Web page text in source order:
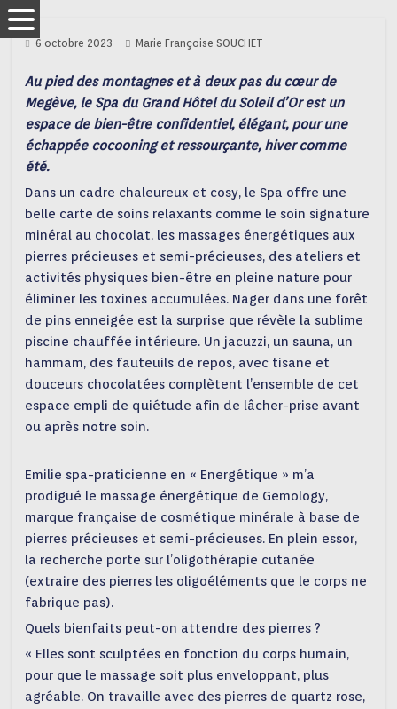
6 octobre 2023 Marie Françoise SOUCHET
Au pied des montagnes et à deux pas du cœur de
Megève, le Spa du Grand Hôtel du Soleil d’Or est un
espace de bien-être confidentiel, élégant, pour une
échappée cocooning et ressourçante, hiver comme
été.
Dans un cadre chaleureux et cosy, le Spa offre une
belle carte de soins relaxants comme le soin signature
minéral au chocolat, les massages énergétiques aux
pierres précieuses et semi-précieuses, des ateliers et
activités physiques bien-être en pleine nature pour
éliminer les toxines accumulées. Nager dans une forêt
de pins enneigée est la surprise que révèle la sublime
piscine chauffée intérieure. Un jacuzzi, un sauna, un
hammam, des fauteuils de repos, avec tisane et
douceurs chocolatées complètent l’ensemble de cet
espace empli de quiétude afin de lâcher-prise avant
ou après notre soin.
Emilie spa-praticienne en « Energétique » m’a
prodigué le massage énergétique de Gemology,
marque française de cosmétique minérale à base de
pierres précieuses et semi-précieuses. En plein essor,
la recherche porte sur l’oligothérapie cutanée
(extraire des pierres les oligoéléments que le corps ne
fabrique pas).
Quels bienfaits peut-on attendre des pierres ?
« Elles sont sculptées en fonction du corps humain,
pour que le massage soit plus enveloppant, plus
agréable. On travaille avec des pierres de quartz rose,